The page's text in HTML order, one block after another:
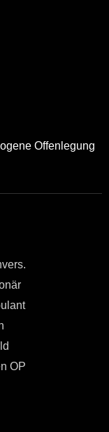
Offenlegung
OP